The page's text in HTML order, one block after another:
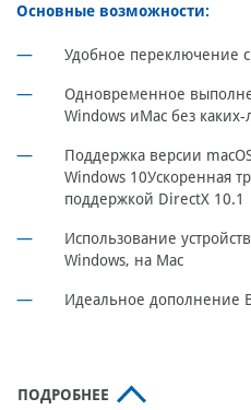
Основные возможности:
Удобное переключение
Одновременное
Windows иMac без
Поддержка версии
Windows 10Ускоренная
поддержкой DirectX 10.1
Использование
Windows, на Mac
Идеальное дополнение
ПОДРОБНЕЕ